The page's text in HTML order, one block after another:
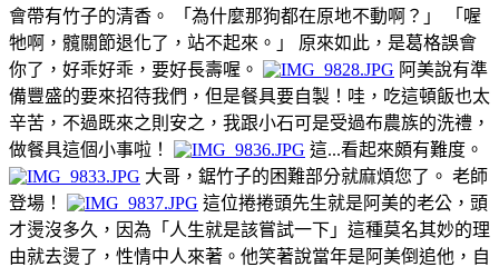
會帶有竹子的清香。 「為什麼那狗都在原地不動啊？」 「喔
牠啊，髖關節退化了，站不起來。」 原來如此，是葛格誤會
你了，好乖好乖，要好長壽喔。
阿美說有準
備豐盛的要來招待我們，但是餐具要自製！哇，吃這頓飯也太
辛苦，不過既來之則安之，我跟小石可是受過布農族的洗禮，
做餐具這個小事啦！
這...看起來頗有難度。
大哥，鋸竹子的困難部分就麻煩您了。 老師
登場！
這位捲捲頭先生就是阿美的老公，頭
才燙沒多久，因為「人生就是該嘗試一下」這種莫名其妙的理
由就去燙了，性情中人來著。他笑著說當年是阿美倒追他，自